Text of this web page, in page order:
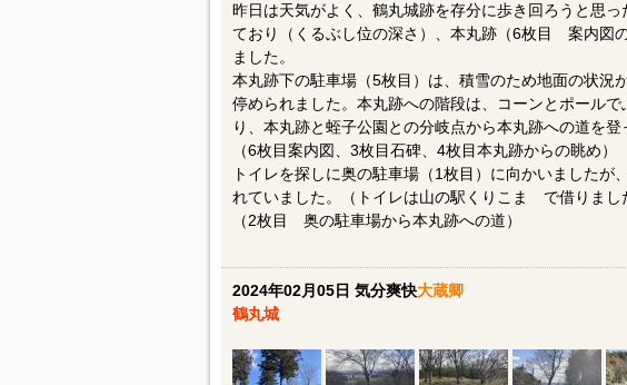
昨日は天気がよく、鶴丸城跡を存分に歩き回ろうと思
ており（くるぶし位の深さ）、本丸跡（6枚目 案内図
ました。
本丸跡下の駐車場（5枚目）は、積雪のため地面の状況
停められました。本丸跡への階段は、コーンとポール
り、本丸跡と蛭子公園との分岐点から本丸跡への道を登
（6枚目案内図、3枚目石碑、4枚目本丸跡からの眺め）
トイレを探しに奥の駐車場（1枚目）に向かいましたが
れていました。（トイレは山の駅くりこま で借りまし
（2枚目 奥の駐車場から本丸跡への道）
2024年02月05日 気分爽快大蔵卿
鶴丸城